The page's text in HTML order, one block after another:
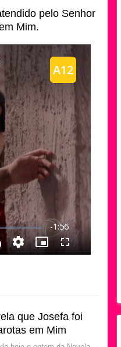
pelo Senhor
Mim.
que Josefa foi
em Mim